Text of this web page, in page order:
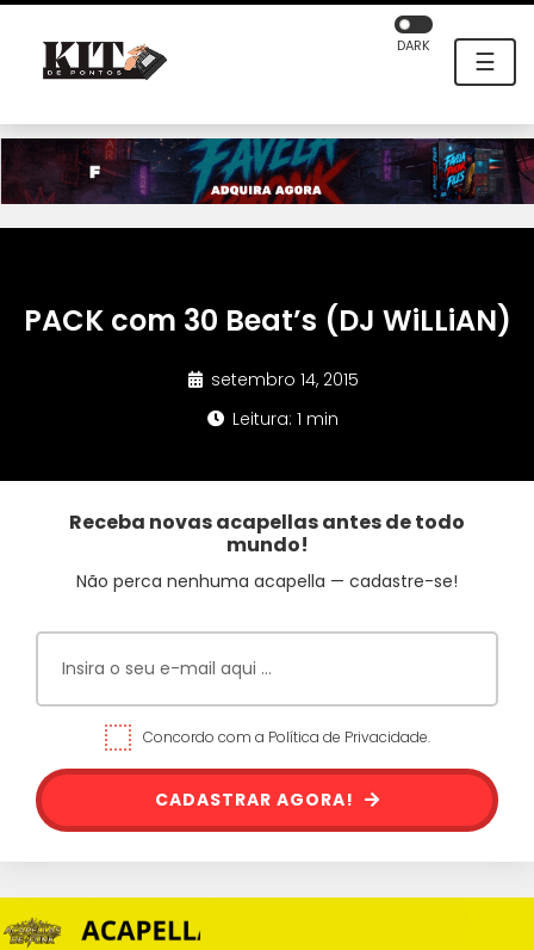
☰
DARK
PACK com 30 Beat’s (DJ WiLLiAN)
setembro 14, 2015
Leitura: 1 min
Receba novas acapellas antes de todo
mundo!
Não perca nenhuma acapella — cadastre-se!
Concordo com a Política de Privacidade.
CADASTRAR AGORA!